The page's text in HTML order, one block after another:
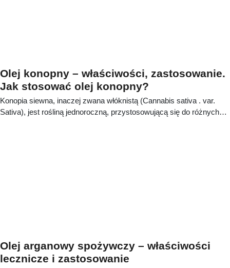
Olej konopny – właściwości, zastosowanie.
Jak stosować olej konopny?
Konopia siewna, inaczej zwana włóknistą (Cannabis sativa . var.
Sativa), jest rośliną jednoroczną, przystosowującą się do różnych
Olej arganowy spożywczy – właściwości
lecznicze i zastosowanie